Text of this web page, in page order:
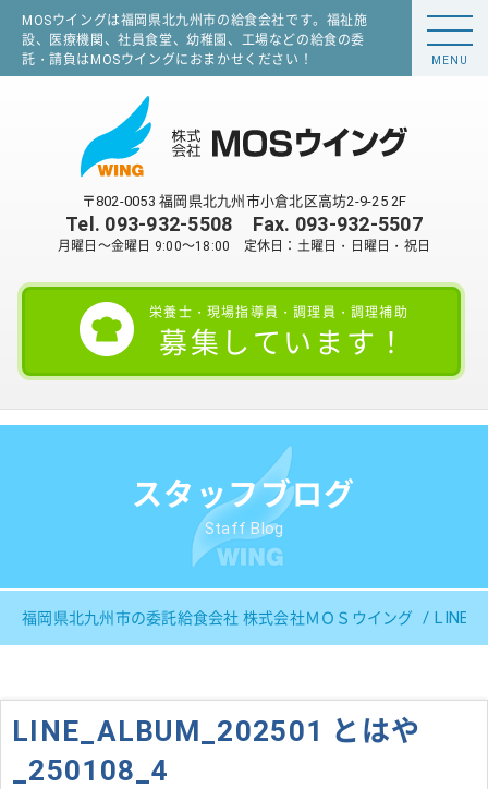
MOSウイングは福岡県北九州市の給食会社です。福祉施
設、医療機関、社員食堂、幼稚園、工場などの給食の委
託・請負はMOSウイングにおまかせください！
〒802-0053 福岡県北九州市小倉北区高坊2-9-25 2F
Tel. 093-932-5508 Fax. 093-932-5507
月曜日～金曜日 9:00～18:00 定休日：土曜日・日曜日・祝日
栄養士・現場指導員・調理員・調理補助
募集しています！
MENU
スタッフブログ
Staff Blog
福岡県北九州市の委託給食会社 株式会社ＭＯＳウイング
LINE_ALBUM_202501 とはや
_250108_4